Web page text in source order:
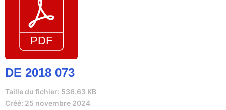
DE 2018 073
Taille du fichier: 536.63 KB
Créé: 25 novembre 2024